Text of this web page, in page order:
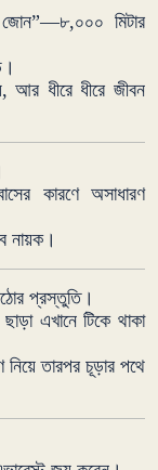
মিটার
আর ধীরে ধীরে জীবন
কারণে অসাধারণ
নায়ক।
প্রস্তুতি।
এখানে টিকে থাকা
নিয়ে তারপর চূড়ার পথে